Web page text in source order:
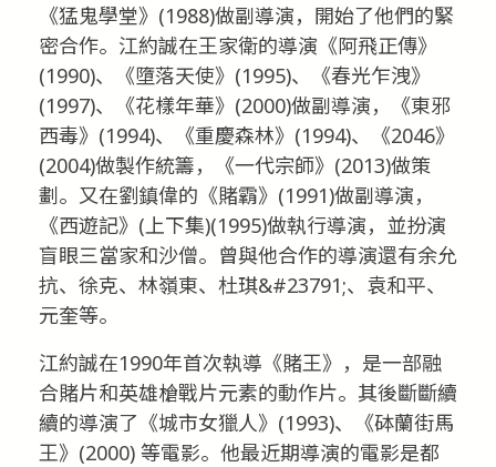
《猛鬼學堂》(1988)做副導演，開始了他們的緊
密合作。江約誠在王家衛的導演《阿飛正傳》
(1990)、《墮落天使》(1995)、《春光乍洩》
(1997)、《花樣年華》(2000)做副導演，《東邪
西毒》(1994)、《重慶森林》(1994)、《2046》
(2004)做製作統籌，《一代宗師》(2013)做策
劃。又在劉鎮偉的《賭霸》(1991)做副導演，
《西遊記》(上下集)(1995)做執行導演，並扮演
盲眼三當家和沙僧。曾與他合作的導演還有余允
抗、徐克、林嶺東、杜琪&#23791;、袁和平、
元奎等。
江約誠在1990年首次執導《賭王》，是一部融
合賭片和英雄槍戰片元素的動作片。其後斷斷續
續的導演了《城市女獵人》(1993)、《砵蘭街馬
王》(2000) 等電影。他最近期導演的電影是都